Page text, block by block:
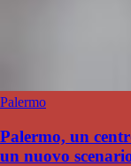
Palermo
Palermo, un
un nuovo